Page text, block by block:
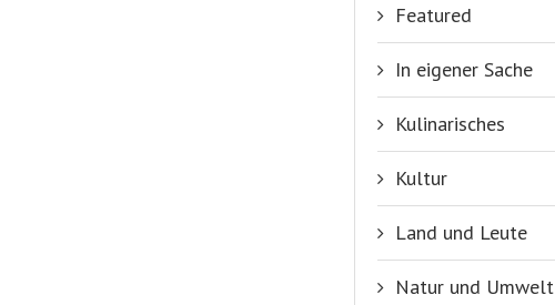
Featured
In eigener Sache
Kulinarisches
Kultur
Land und Leute
Natur und Umwelt